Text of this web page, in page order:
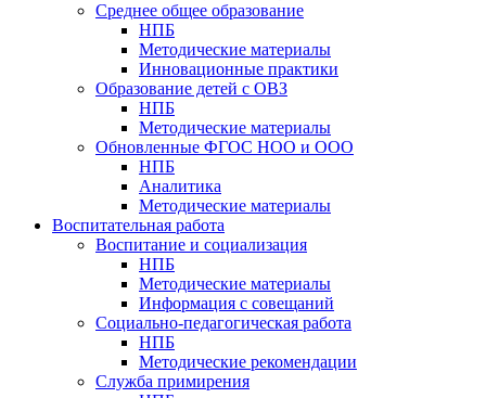
Среднее общее образование
НПБ
Методические материалы
Инновационные практики
Образование детей с ОВЗ
НПБ
Методические материалы
Обновленные ФГОС НОО и ООО
НПБ
Аналитика
Методические материалы
Воспитательная работа
Воспитание и социализация
НПБ
Методические материалы
Информация с совещаний
Социально-педагогическая работа
НПБ
Методические рекомендации
Служба примирения